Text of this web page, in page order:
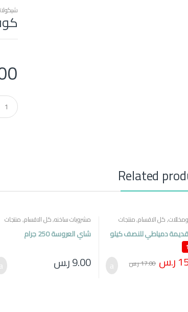
Q
u
a
Related
,كل الاقسام,منتجات
دمياطي للنصف كيلو
ر.س 17.00ر.س
مشروبات ساخنه,كل الاقسام,منتجات
مصرية
شاي العروسة 250 جرام
9.00ر.س